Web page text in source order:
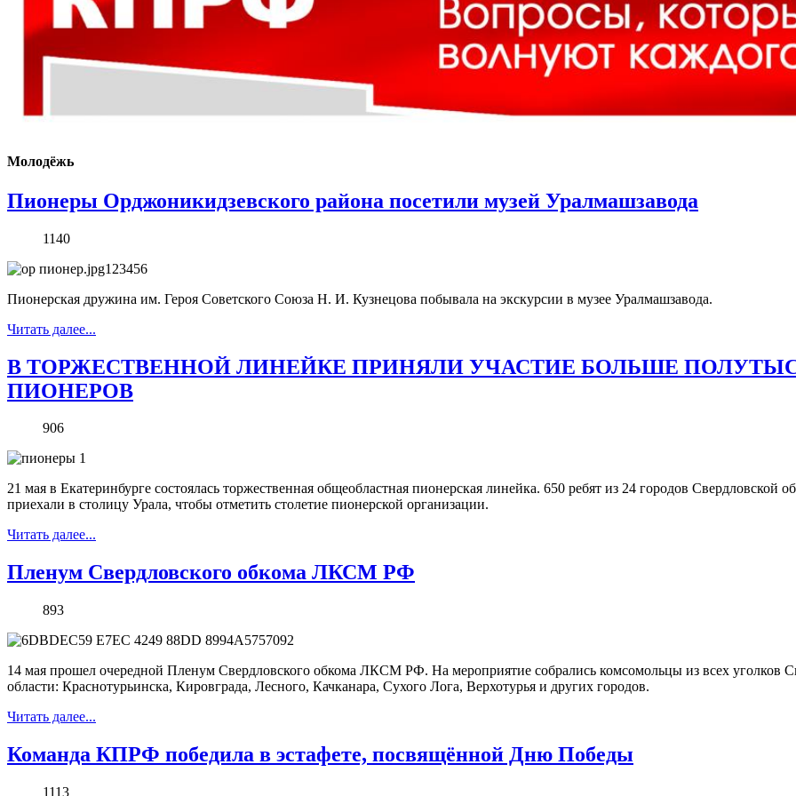
Молодёжь
Пионеры Орджоникидзевского района посетили музей Уралмашзавода
1140
Пионерская дружина им. Героя Советского Союза Н. И. Кузнецова побывала на экскурсии в музее Уралмашзавода.
Читать далее...
В ТОРЖЕСТВЕННОЙ ЛИНЕЙКЕ ПРИНЯЛИ УЧАСТИЕ БОЛЬШЕ
ПИОНЕРОВ
906
21 мая в Екатеринбурге состоялась торжественная общеобластная пионерская линейка. 650 ребят из 24 городов Свердловской
приехали в столицу Урала, чтобы отметить столетие пионерской организации.
Читать далее...
Пленум Свердловского обкома ЛКСМ РФ
893
14 мая прошел очередной Пленум Свердловского обкома ЛКСМ РФ. На мероприятие собрались комсомольцы из всех уголков
области: Краснотурьинска, Кировграда, Лесного, Качканара, Сухого Лога, Верхотурья и других городов.
Читать далее...
Команда КПРФ победила в эстафете, посвящённой Дню Победы
1113